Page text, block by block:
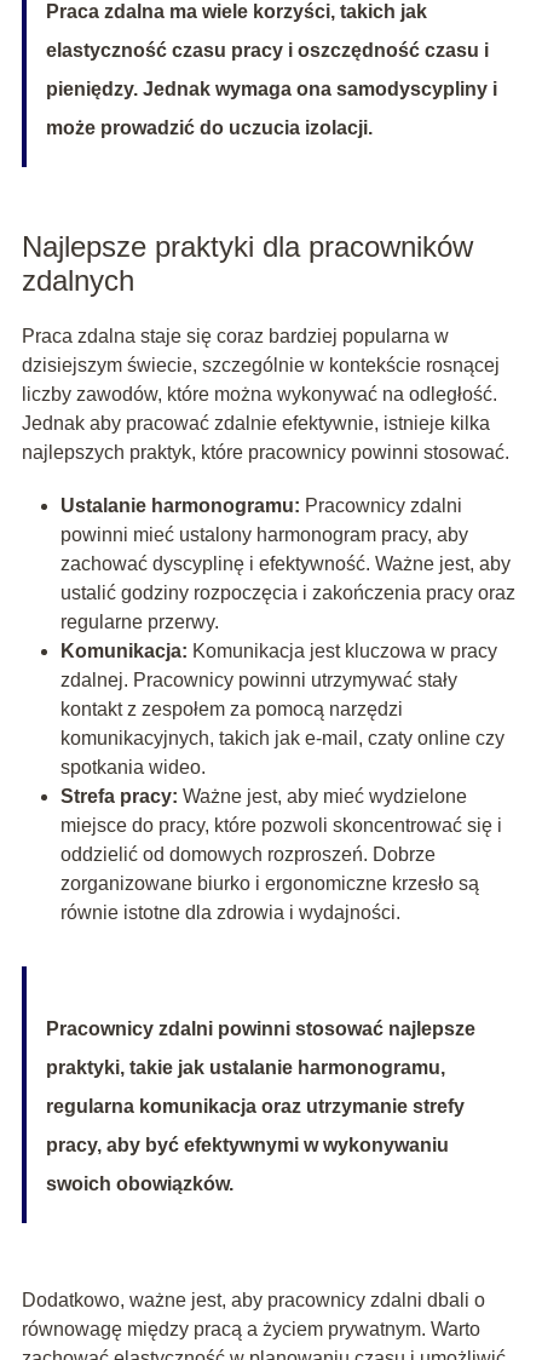
Praca zdalna ma wiele korzyści, takich jak
elastyczność czasu pracy i oszczędność czasu i
pieniędzy. Jednak wymaga ona samodyscypliny i
może prowadzić do uczucia izolacji.
Najlepsze praktyki dla pracowników
zdalnych
Praca zdalna staje się coraz bardziej popularna w
dzisiejszym świecie, szczególnie w kontekście rosnącej
liczby zawodów, które można wykonywać na odległość.
Jednak aby pracować zdalnie efektywnie, istnieje kilka
najlepszych praktyk, które pracownicy powinni stosować.
Ustalanie harmonogramu: Pracownicy zdalni
powinni mieć ustalony harmonogram pracy, aby
zachować dyscyplinę i efektywność. Ważne jest, aby
ustalić godziny rozpoczęcia i zakończenia pracy oraz
regularne przerwy.
Komunikacja: Komunikacja jest kluczowa w pracy
zdalnej. Pracownicy powinni utrzymywać stały
kontakt z zespołem za pomocą narzędzi
komunikacyjnych, takich jak e-mail, czaty online czy
spotkania wideo.
Strefa pracy: Ważne jest, aby mieć wydzielone
miejsce do pracy, które pozwoli skoncentrować się i
oddzielić od domowych rozproszeń. Dobrze
zorganizowane biurko i ergonomiczne krzesło są
równie istotne dla zdrowia i wydajności.
Pracownicy zdalni powinni stosować najlepsze
praktyki, takie jak ustalanie harmonogramu,
regularna komunikacja oraz utrzymanie strefy
pracy, aby być efektywnymi w wykonywaniu
swoich obowiązków.
Dodatkowo, ważne jest, aby pracownicy zdalni dbali o
równowagę między pracą a życiem prywatnym. Warto